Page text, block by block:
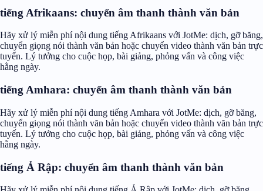
tiếng Afrikaans: chuyển âm thanh thành văn bản
Hãy xử lý miễn phí nội dung tiếng Afrikaans với JotMe: dịch, gỡ băng,
chuyển giọng nói thành văn bản hoặc chuyển video thành văn bản trực
tuyến. Lý tưởng cho cuộc họp, bài giảng, phỏng vấn và công việc
hằng ngày.
tiếng Amhara: chuyển âm thanh thành văn bản
Hãy xử lý miễn phí nội dung tiếng Amhara với JotMe: dịch, gỡ băng,
chuyển giọng nói thành văn bản hoặc chuyển video thành văn bản trực
tuyến. Lý tưởng cho cuộc họp, bài giảng, phỏng vấn và công việc
hằng ngày.
tiếng Ả Rập: chuyển âm thanh thành văn bản